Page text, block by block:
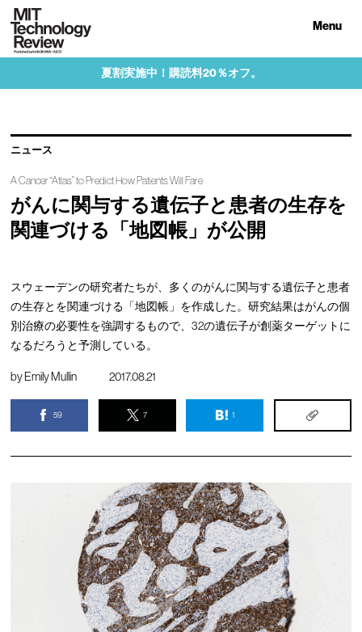
Menu
夏割実施中！購読料20％オフ。
ニュース
A Cancer “Atlas” to Predict How Patients Will Fare
がんに関与する遺伝子と患者の生存を
関連づける「地図帳」が公開
スウェーデンの研究者たちが、多くのがんに関与する遺伝子と患者
の生存とを関連づける「地図帳」を作成した。研究結果はがんの個
別治療の必要性を強調するもので、32の遺伝子が創薬ターゲットに
なるだろうと予測している。
byEmily Mullin 2017.08.21
59 7 1